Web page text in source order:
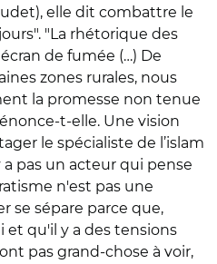
elle dit combattre le
"La rhétorique des
de fumée (…) De
zones rurales, nous
la promesse non tenue
t-elle. Une vision
le spécialiste de l’islam
pas un acteur qui pense
n'est pas une
se sépare parce que,
et qu'il y a des tensions
pas grand-chose à voir,